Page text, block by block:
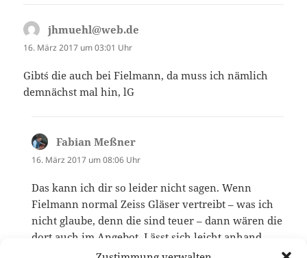
jhmuehl@web.de
16. März 2017 um 03:01 Uhr
Gibt´s die auch bei Fielmann, da muss ich nämlich
demnächst mal hin, lG
Fabian Meßner
16. März 2017 um 08:06 Uhr
Das kann ich dir so leider nicht sagen. Wenn
Fielmann normal Zeiss Gläser vertreibt – was ich
nicht glaube, denn die sind teuer – dann wären die
dort auch im Angebot. Lässt sich leicht anhand
deren Werbung bzw. Flyern herausfinden.